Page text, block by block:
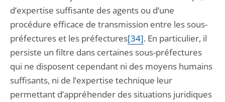
d’expertise suffisante des agents ou d’une
procédure efficace de transmission entre les sous-
préfectures et les préfectures[34]. En particulier, il
persiste un filtre dans certaines sous-préfectures
qui ne disposent cependant ni des moyens humains
suffisants, ni de l’expertise technique leur
permettant d’appréhender des situations juridiques